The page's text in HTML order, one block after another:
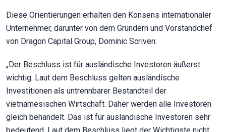
Diese Orientierungen erhalten den Konsens internationaler
Unternehmer, darunter von dem Gründern und Vorstandchef
von Dragon Capital Group, Dominic Scriven:
„Der Beschluss ist für ausländische Investoren äußerst
wichtig. Laut dem Beschluss gelten ausländische
Investitionen als untrennbarer Bestandteil der
vietnamesischen Wirtschaft. Daher werden alle Investoren
gleich behandelt. Das ist für ausländische Investoren sehr